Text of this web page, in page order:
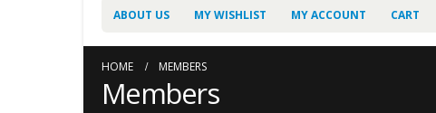
ABOUT US MY WISHLIST MY ACCOUNT CART
HOME MEMBERS
Members